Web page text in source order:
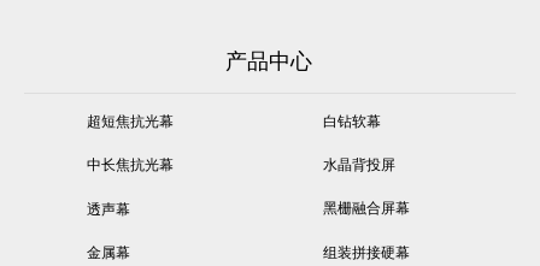
幕。
腻；MPS系列透声屏幕，可以支
持8K,充分满足 4K 投影机的显示
的声音穿透效果。相对于穿孔率
5%的MP系列透声幕，MPV系列
率支持8k,充分满足4K投影的显示
超短焦抗光幕
中长焦抗光幕
金属幕
透声幕
产品中心
白钻软幕
水晶背投屏
组装拼接硬幕
黑栅融合屏幕